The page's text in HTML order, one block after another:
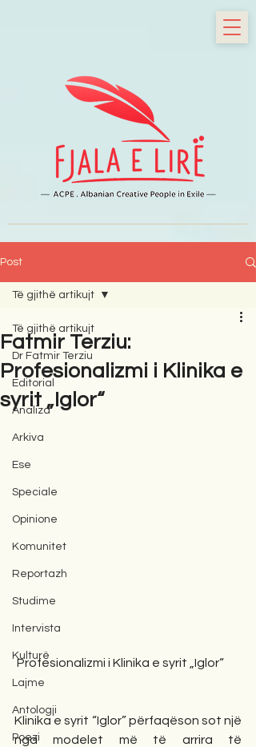
Post
Të gjithë artikujt
Dr Fatmir Terziu
Editorial
Analiza
Arkiva
Ese
Speciale
Opinione
Komunitet
Reportazh
Studime
Intervista
Kulturë
Lajme
Antologji
Poezi
Të gjithë artikujt
Fatmir Terziu:
Profesionalizmi i Klinika e
syrit „Iglor“
Profesionalizmi i Klinika e syrit „Iglor“
Klinika e syrit “Iglor” përfaqëson sot një
nga modelet më të arrira të